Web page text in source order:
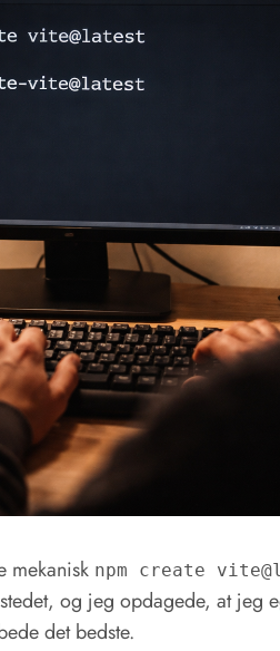
mekanisk npm create
og jeg opdagede, at jeg
det bedste.